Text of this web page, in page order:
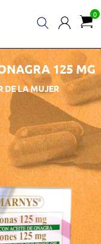
0
125 MG
DE LA MUJER